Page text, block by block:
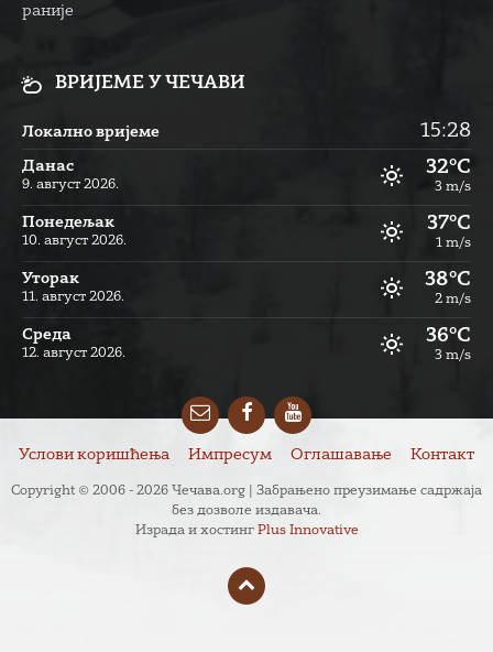
раније
ВРИЈЕМЕ У ЧЕЧАВИ
Локално вријеме 15:28
Данас
9. август 2026.
32°C
3 m/s
Понедељак
10. август 2026.
37°C
1 m/s
Уторак
11. август 2026.
38°C
2 m/s
Cреда
12. август 2026.
36°C
3 m/s
EmailFacebookYouTube
Услови коришћења Импресум Оглашавање Контакт
Copyright © 2006 - 2026 Чечава.org | Забрањено преузимање садржаја
без дозволе издавача.
Израда и хостинг Plus Innovative